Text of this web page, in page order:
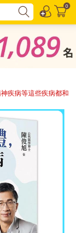
0
疾病等這些疾病都和